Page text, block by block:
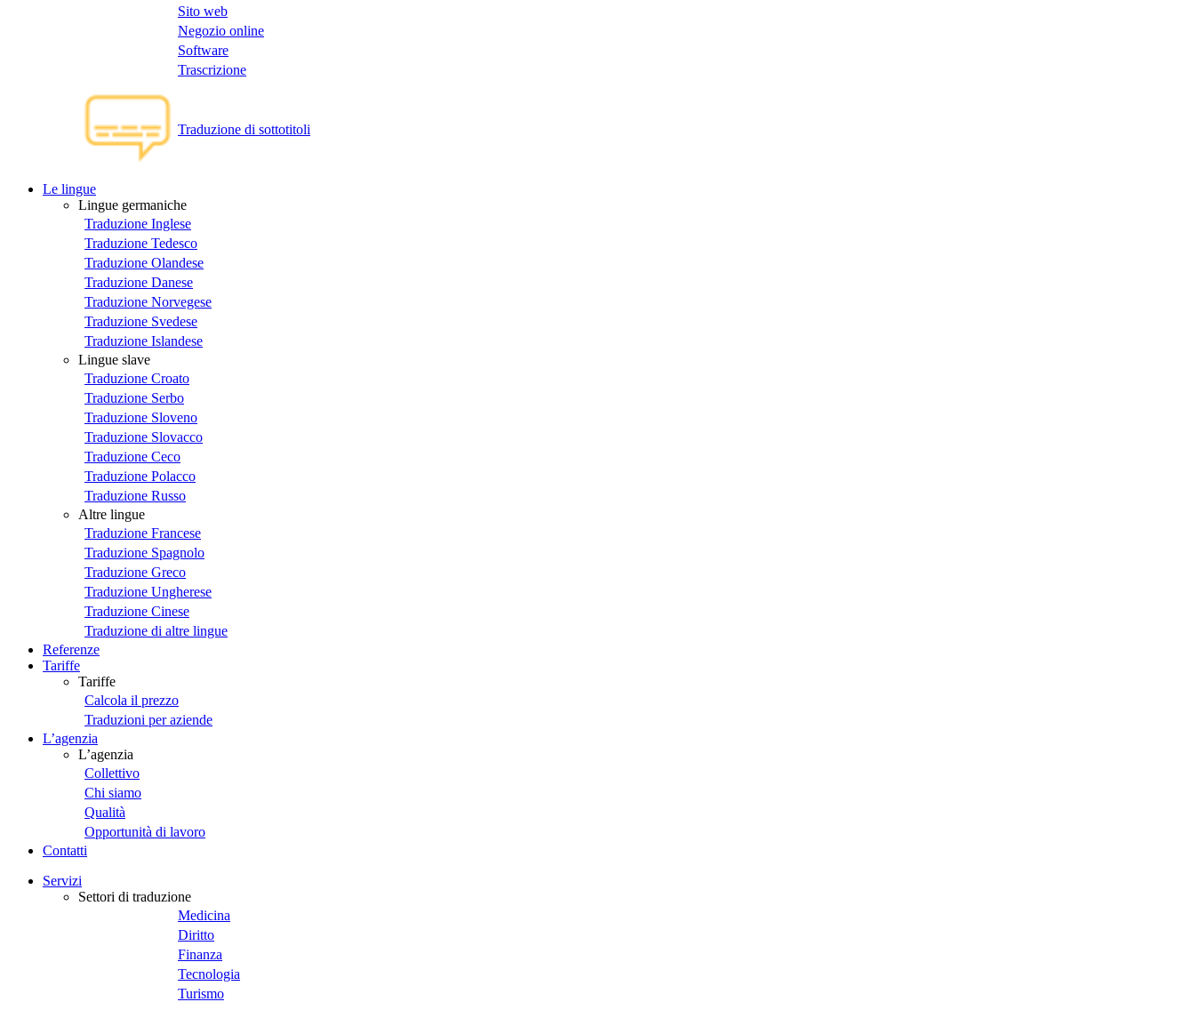
Sito web
Negozio online
Software
Trascrizione
Traduzione di sottotitoli
Le lingue
Lingue germaniche
Traduzione Inglese
Traduzione Tedesco
Traduzione Olandese
Traduzione Danese
Traduzione Norvegese
Traduzione Svedese
Traduzione Islandese
Lingue slave
Traduzione Croato
Traduzione Serbo
Traduzione Sloveno
Traduzione Slovacco
Traduzione Ceco
Traduzione Polacco
Traduzione Russo
Altre lingue
Traduzione Francese
Traduzione Spagnolo
Traduzione Greco
Traduzione Ungherese
Traduzione Cinese
Traduzione di altre lingue
Referenze
Tariffe
Tariffe
Calcola il prezzo
Traduzioni per aziende
L’agenzia
L’agenzia
Collettivo
Chi siamo
Qualità
Opportunità di lavoro
Contatti
Servizi
Settori di traduzione
Medicina
Diritto
Finanza
Tecnologia
Turismo